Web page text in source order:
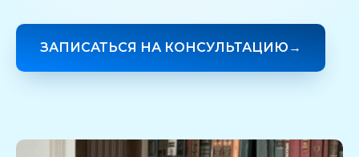
ЗАПИСАТЬСЯ НА КОНСУЛЬТАЦИЮ→